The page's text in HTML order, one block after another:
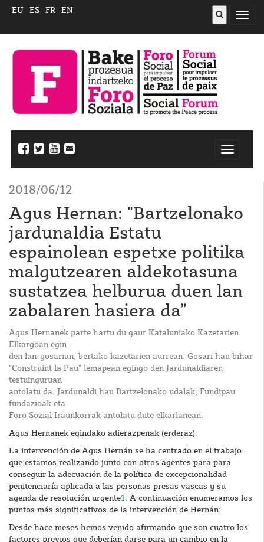
ireki
EU ES FR EN
2018/06/12
Agus Hernan: "Bartzelonako
jardunaldia Estatu
espainolean espetxe politika
malgutzearen aldekotasuna
sustatzea helburua duen lan
zabalaren hasiera da”
Agus Hernanek parte hartu du gaur Kataluniako Kazetarien
Elkargoan egin
den lan-gosarian, bertako kazetarien aurrean. Gosari hau bihar
“Construint la Pau” lemapean egingo den Jardunaldiaren
testuinguruan
antolatu da. Jardunaldi hau Bartzelonako udalak, Fundipau
fundazioak eta
Foro Sozial Iraunkorrak antolatu dute elkarlanean.
Agus Hernanek egindako adierazpenak (erderaz):
La intervención de Agus Hernán se ha centrado en el trabajo
que estamos realizando junto con otros agentes para para
conseguir la adecuación de la política de excepcionalidad
penitenciaría aplicada a las personas presas vascas y su
agenda de resolución urgente1. A continuación enumeramos los
puntos más significativos de la intervención de Hernán:
Desde hace meses hemos venido afirmando que son cuatro los